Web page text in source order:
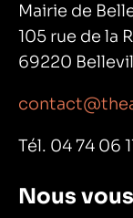
Mairie de
105 rue de la
69220
Tél. 04 74 06
Nous